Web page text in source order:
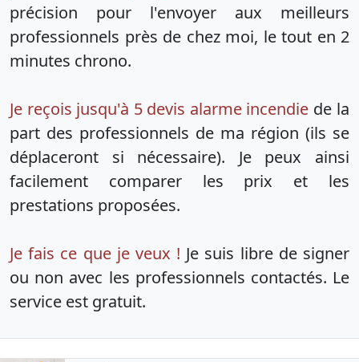
précision pour l'envoyer aux meilleurs
professionnels près de chez moi, le tout en 2
minutes chrono.
Je reçois jusqu'à 5 devis alarme incendie de la
part des professionnels de ma région (ils se
déplaceront si nécessaire). Je peux ainsi
facilement comparer les prix et les
prestations proposées.
Je fais ce que je veux ! Je suis libre de signer
ou non avec les professionnels contactés. Le
service est gratuit.